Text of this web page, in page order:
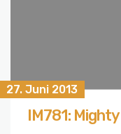
27. Juni 2013
IM781: